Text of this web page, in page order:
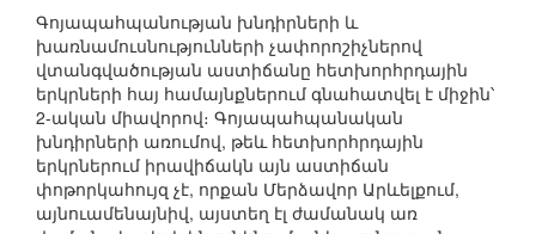
Գոյապահպանության խնդիրների և
խառնամուսնությունների չափորոշիչներով
վտանգվածության աստիճանը հետխորհրդային
երկրների հայ համայնքներում գնահատվել է միջին՝
2-ական միավորով։ Գոյապահպանական
խնդիրների առումով, թեև հետխորհրդային
երկրներում իրավիճակն այն աստիճան
փոթորկահույզ չէ, որքան Մերձավոր Արևելքում,
այնուամենայնիվ, այստեղ էլ ժամանակ առ